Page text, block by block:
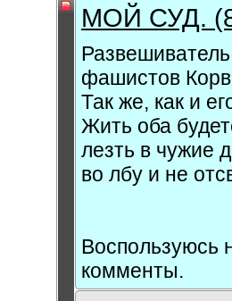
МОЙ СУД.
фашистов
Так же, как и
Жить оба
лезть в чужие
во лбу и не
Воспользуюсь
комменты.